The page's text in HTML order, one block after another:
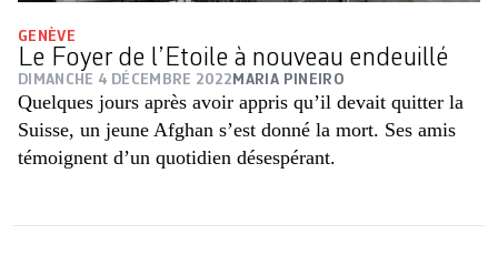
GENÈVE
Le Foyer de l’Etoile à nouveau endeuillé
DIMANCHE 4 DÉCEMBRE 2022 MARIA PINEIRO
Quelques jours après avoir appris qu’il devait quitter la
Suisse, un jeune Afghan s’est donné la mort. Ses amis
témoignent d’un quotidien désespérant.